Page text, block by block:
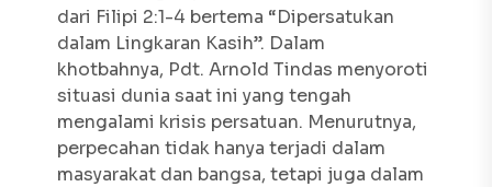
dari Filipi 2:1-4 bertema “Dipersatukan
dalam Lingkaran Kasih”. Dalam
khotbahnya, Pdt. Arnold Tindas menyoroti
situasi dunia saat ini yang tengah
mengalami krisis persatuan. Menurutnya,
perpecahan tidak hanya terjadi dalam
masyarakat dan bangsa, tetapi juga dalam